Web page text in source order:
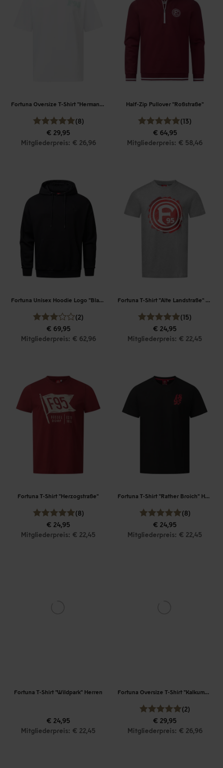
Fortuna Oversize T-Shirt "Hermannplatz"
(8)
€ 29,95
Mitgliederpreis: € 26,96
Half-Zip Pullover "Roßstraße"
(13)
€ 64,95
Mitgliederpreis: € 58,46
Fortuna Unisex Hoodie Logo "Blasiusstraße"
(2)
€ 69,95
Mitgliederpreis: € 62,96
Fortuna T-Shirt "Alte Landstraße" Men
(15)
€ 24,95
Mitgliederpreis: € 22,45
Fortuna T-Shirt "Herzogstraße"
(8)
€ 24,95
Mitgliederpreis: € 22,45
Fortuna T-Shirt "Rather Broich" Herren
(8)
€ 24,95
Mitgliederpreis: € 22,45
Fortuna T-Shirt "Wildpark" Herren
€ 24,95
Mitgliederpreis: € 22,45
Fortuna Oversize T-Shirt "Kalkumer Straße"
(2)
€ 29,95
Mitgliederpreis: € 26,96